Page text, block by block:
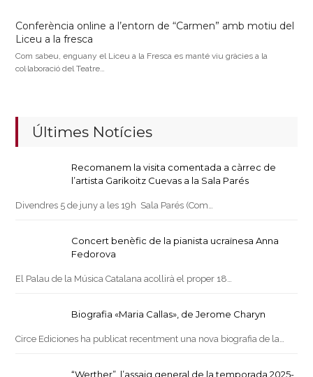
Conferència online a l’entorn de “Carmen” amb motiu del
Liceu a la fresca
Com sabeu, enguany el Liceu a la Fresca es manté viu gràcies a la
col·laboració del Teatre…
Últimes Notícies
Recomanem la visita comentada a càrrec de
l’artista Garikoitz Cuevas a la Sala Parés
Divendres 5 de juny a les 19h Sala Parés (Com…
Concert benèfic de la pianista ucraïnesa Anna
Fedorova
El Palau de la Música Catalana acollirà el proper 18…
Biografia «Maria Callas», de Jerome Charyn
Circe Ediciones ha publicat recentment una nova biografia de la…
“Werther”, l’assaig general de la temporada 2025-